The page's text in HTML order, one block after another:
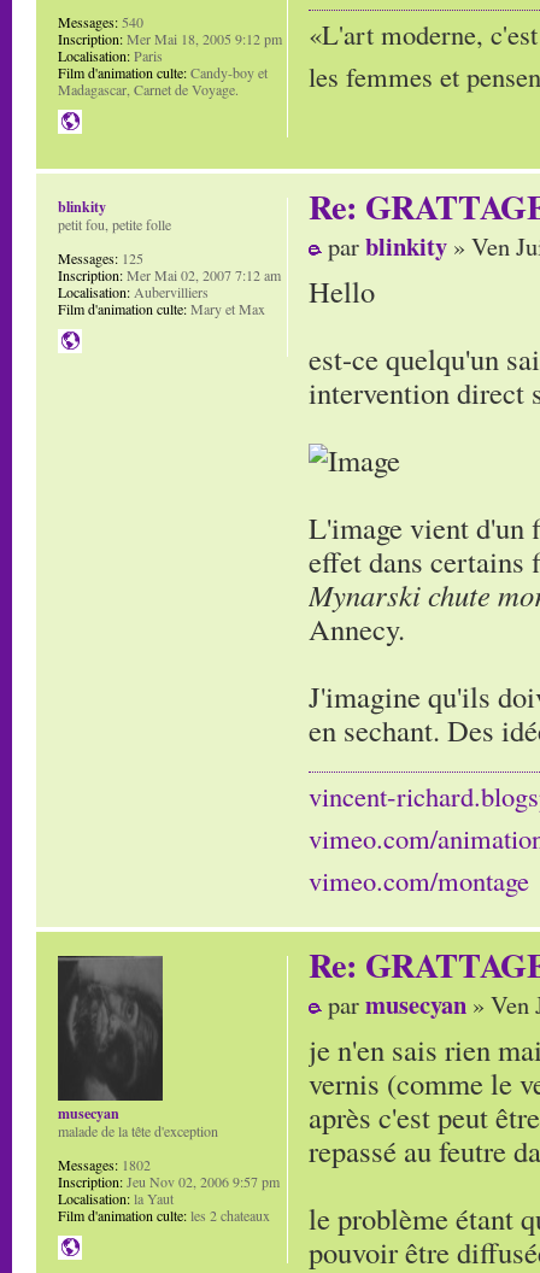
«L'art moderne,
les femmes et
Messages:540
Inscription:Mer Mai 18, 2005 9:12 pm
Localisation:Paris
Film d'animation culte:Candy-boy et
Madagascar, Carnet de Voyage.
Re:
parblinkity » Ven
Hello
est-ce quelqu'un
intervention direct
L'image vient
effet dans
Mynarski chute
Annecy.
J'imagine qu'ils
en sechant. Des
vincent-
vimeo.com/
vimeo.com/montage
blinkity
petit fou, petite folle
Messages: 125
Inscription:Mer Mai 02, 2007 7:12 am
Localisation:Aubervilliers
Film d'animation culte:Mary et Max
Re:
parmusecyan » Ven
je n'en sais rien
vernis (comme le
après c'est peut
repassé au feutre
le problème étant
pouvoir être
musecyan
malade de la tête d'exception
Messages: 1802
Inscription:Jeu Nov 02, 2006 9:57 pm
Localisation:la Yaut
Film d'animation culte:les 2 chateaux